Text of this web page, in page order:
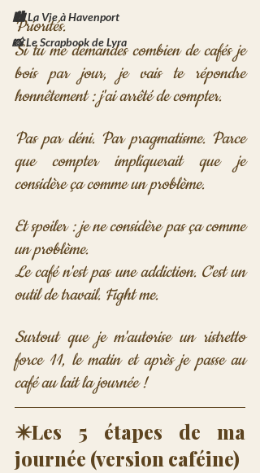
🏙️ La Vie à Havenport
📸 Le Scrapbook de Lyra
Priorités.
Si tu me demandes combien de cafés je
bois par jour, je vais te répondre
honnêtement : j'ai arrêté de compter.
Pas par déni. Par pragmatisme. Parce
que compter impliquerait que je
considère ça comme un problème.
Et spoiler : je ne considère pas ça comme
un problème.
Le café n'est pas une addiction. C'est un
outil de travail. Fight me.
Surtout que je m'autorise un ristretto
force 11, le matin et après je passe au
café au lait la journée !
✴️Les 5 étapes de ma
journée (version caféine)